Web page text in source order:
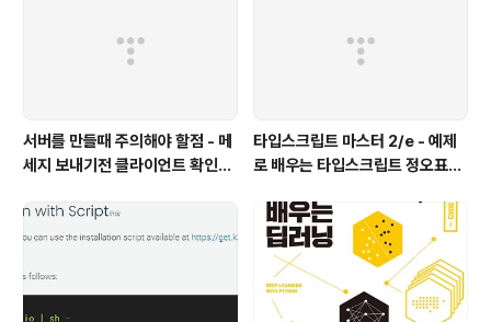
서버를 만들때 주의해야 할점 - 메
세지 보내기전 클라이언트 확인하
타입스크립트 마스터 2/e - 예제
로 배우는 타입스크립트 정오표